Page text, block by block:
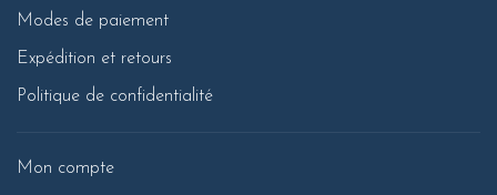
Modes de paiement
Expédition et retours
Politique de confidentialité
Mon compte